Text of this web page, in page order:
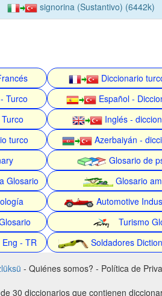
signorina (Sustantivo) (6442k)
Diccionario
Turco Español -
Inglés -
turco Azerbaiyán -
Glosario de
Glosario Glosario
Automotive
Turismo
- TR Soldadores
- Quiénes somos? - Política de
30 diccionarios que contienen